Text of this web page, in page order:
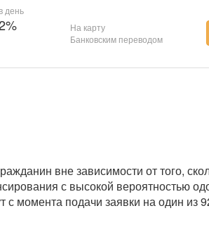
день
На карту
Банковским переводом
вне зависимости от того,
с высокой вероятностью
момента подачи заявки на один из